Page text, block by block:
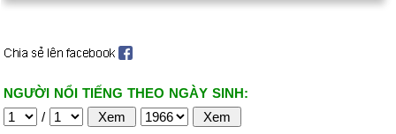
NGƯỜI NỔI TIẾNG THEO NGÀY SINH:
/